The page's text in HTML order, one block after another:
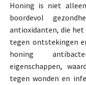
Honing is niet
boordevol
antioxidanten, die het
tegen ontstekingen
honing
eigenschappen,
tegen wonden en